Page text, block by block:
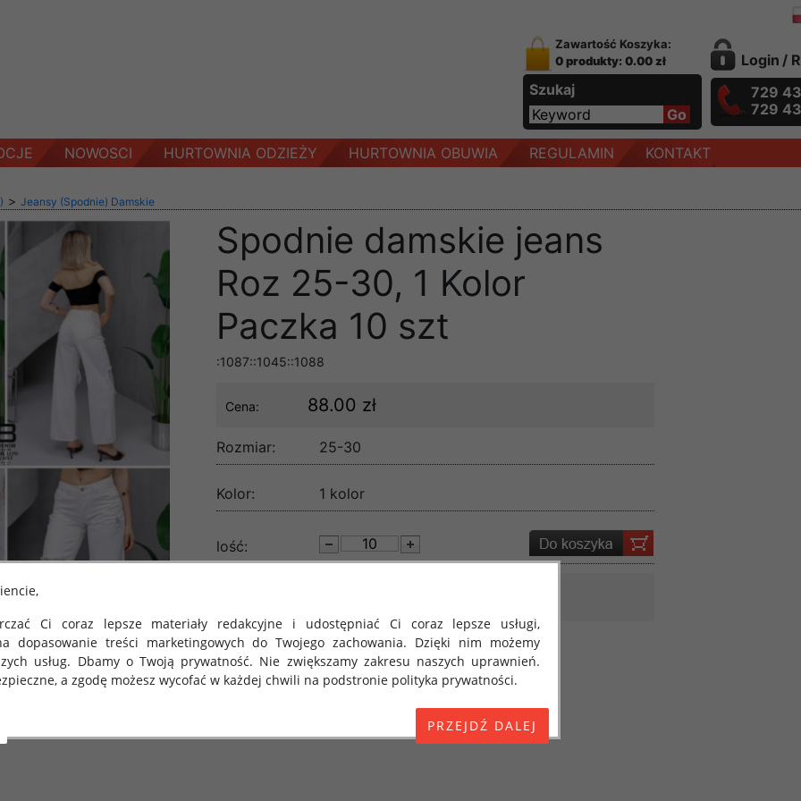
Zawartość Koszyka:
0 produkty: 0.00 zł
Szukaj
Login /
729
729
NOWOSCI HURTOWNIA ODZIEŻY HURTOWNIA OBUWIA REGULAMIN KONTAKT
> Jeansy (Spodnie) Damskie
Spodnie damskie jeans
Roz 25-30, 1 Kolor
Paczka 10 szt
:1087::1045::1088
Cena: 88.00 zł
Rozmiar: 25-30
Kolor: 1 kolor
lość:
Ci coraz lepsze materiały redakcyjne i udostępniać Ci coraz lepsze usługi,
dopasowanie treści marketingowych do Twojego zachowania. Dzięki nim możemy
usług. Dbamy o Twoją prywatność. Nie zwiększamy zakresu naszych uprawnień.
a zgodę możesz wycofać w każdej chwili na podstronie polityka prywatności.
obowiązuje Rozporządzenie Parlamentu Europejskiego i Rady (UE) 2016/679 z dnia 27
ochrony osób fizycznych w związku z przetwarzaniem danych osobowych i w sprawie
takich danych oraz uchylenia dyrektywy 95/46/WE (określane jako "RODO", "ORODO",
o Ochronie Danych"). W związku z tym chcielibyśmy poinformować Cię o
oraz zasadach, na jakich odbywa się to po dniu 25 maja 2018 roku. Poniżej